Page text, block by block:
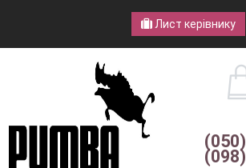
Лист керівнику
(050)
(098)